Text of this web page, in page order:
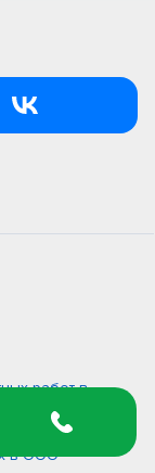
работ в
в ООО